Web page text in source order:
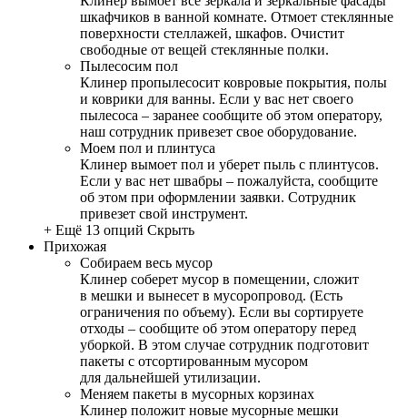
шкафчиков в ванной комнате. Отмоет стеклянные
поверхности стеллажей, шкафов. Очистит
свободные от вещей стеклянные полки.
Пылесосим пол
Клинер пропылесосит ковровые покрытия, полы
и коврики для ванны. Если у вас нет своего
пылесоса – заранее сообщите об этом оператору,
наш сотрудник привезет свое оборудование.
Моем пол и плинтуса
Клинер вымоет пол и уберет пыль с плинтусов.
Если у вас нет швабры – пожалуйста, сообщите
об этом при оформлении заявки. Сотрудник
привезет свой инструмент.
+ Ещё 13 опций Скрыть
Прихожая
Собираем весь мусор
Клинер соберет мусор в помещении, сложит
в мешки и вынесет в мусоропровод. (Есть
ограничения по объему). Если вы сортируете
отходы – сообщите об этом оператору перед
уборкой. В этом случае сотрудник подготовит
пакеты с отсортированным мусором
для дальнейшей утилизации.
Меняем пакеты в мусорных корзинах
Клинер положит новые мусорные мешки